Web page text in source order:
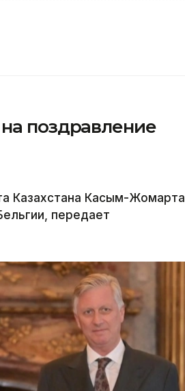
поздравление
Казахстана Касым-Жомарта
передает